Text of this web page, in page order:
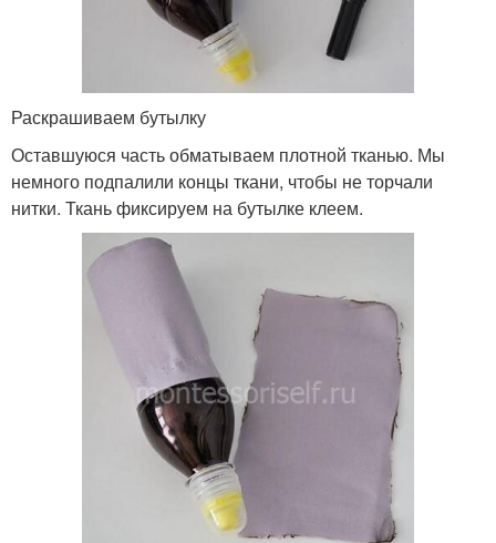
Раскрашиваем бутылку
Оставшуюся часть обматываем плотной тканью. Мы
немного подпалили концы ткани, чтобы не торчали
нитки. Ткань фиксируем на бутылке клеем.